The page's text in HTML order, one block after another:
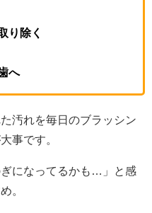
り除く
へ
汚れを毎日のブラッシン
事です。
になってるかも…」と感
。